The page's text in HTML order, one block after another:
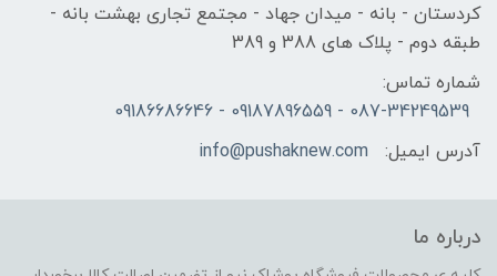
کردستان - بانه - میدان جهاد - مجتمع تجاری بهشت بانه -
طبقه دوم - پلاک های 388 و 389
شماره تماس:
087-34249539 - 09187896559 - 09186686646
آدرس ایمیل:
info@pushaknew.com
درباره ما